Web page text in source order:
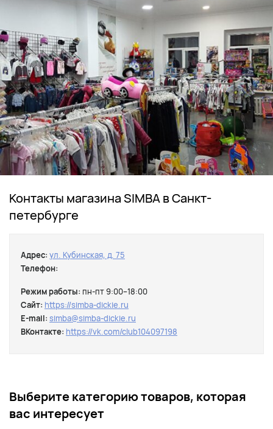
Контакты магазина SIMBA в Санкт-
петербурге
Адрес: ул. Кубинская, д. 75
Телефон:
Режим работы: пн-пт 9:00–18:00
Сайт: https://simba-dickie.ru
E-mail: simba@simba-dickie.ru
ВКонтакте: https://vk.com/club104097198
Выберите категорию товаров, которая
вас интересует